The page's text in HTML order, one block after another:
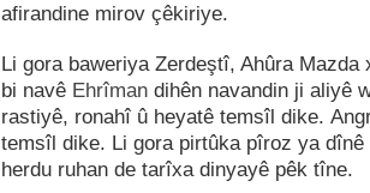
afirandine mirov çêkiriye.
Li gora baweriya Zerdeştî, Ahûra
bi navê Ehrîmandihên navandin ji aliyê
rastiyê, ronahî û heyatê temsîl dike.
temsîl dike. Li gora pirtûka pîroz ya
herdu ruhan de tarîxa dinyayê pêk tîne.